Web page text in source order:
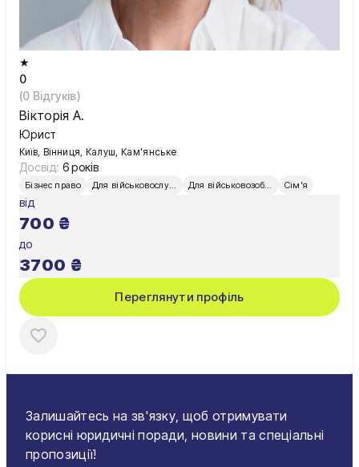
★
0
(0 Відгуків)
Вікторія А.
Юрист
Київ, Вінниця, Калуш, Кам'янське
Досвід: 6 років
Бізнес право Для військовослужбовців Для військовозобов’язаних Сім'я
від
700 ₴
до
3700 ₴
Переглянути профіль
Залишайтесь на зв'язку, щоб отримувати
корисні юридичні поради, новини та спеціальні
пропозиції!